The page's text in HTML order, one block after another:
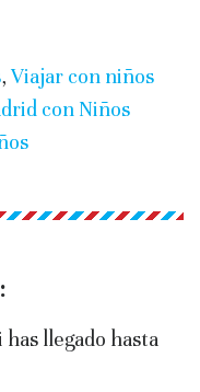
, Viajar con niños
con Niños
llegado hasta